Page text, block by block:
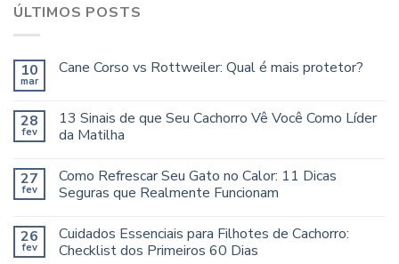
ÚLTIMOS POSTS
10
mar
Cane Corso vs Rottweiler: Qual é mais protetor?
28
fev
13 Sinais de que Seu Cachorro Vê Você Como Líder
da Matilha
27
fev
Como Refrescar Seu Gato no Calor: 11 Dicas
Seguras que Realmente Funcionam
26
fev
Cuidados Essenciais para Filhotes de Cachorro:
Checklist dos Primeiros 60 Dias